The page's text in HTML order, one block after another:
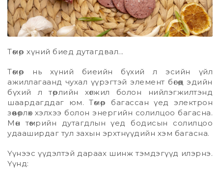
Төмөр хүний биeд дутагдвал...
Төмөр нь хүний биеийн бүхий л эсийн үйл
ажиллагаанд чухал үүрэгтэй элемент бөгөөд эдийн
бүхий л төрлийн хөгжил болон нийлэгжилтэнд
шаардагддаг юм. Төмөр багассан үед электрон
зөөвөрлөх хэлхээ болон энергийн солилцоо багасна.
Мөн төмрийн дутагдлын үед бодисын солилцоо
удааширдаг тул захын эрхтнүүдийн хэм багасна.
Үүнээс үүдэлтэй дараах шинж тэмдэгүүд илэрнэ.
Үүнд: